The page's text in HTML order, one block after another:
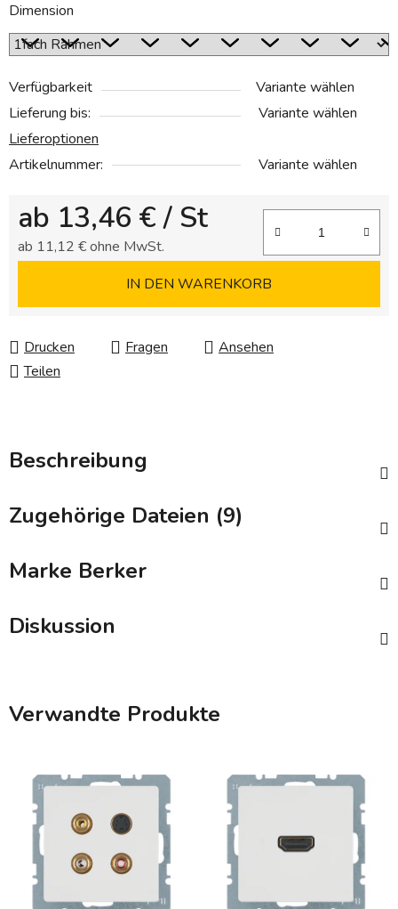
Dimension
Verfügbarkeit
Variante wählen
Lieferung bis:
Variante wählen
Lieferoptionen
Artikelnummer:
Variante wählen
ab 13,46 € / St
ab 11,12 €ohne MwSt.
IN DEN WARENKORB
Drucken Fragen
Ansehen
Teilen
Beschreibung
Zugehörige Dateien (9)
Marke Berker
Diskussion
Verwandte Produkte